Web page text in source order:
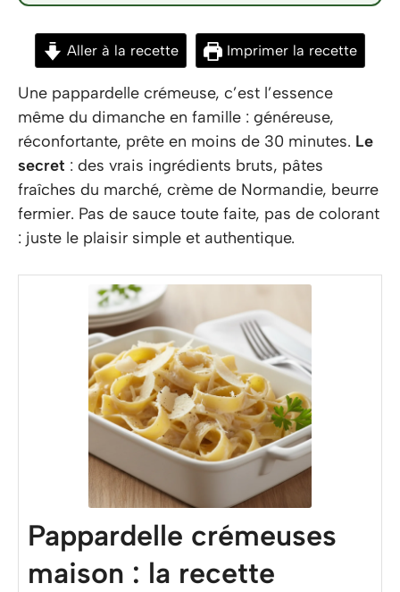
Aller à la recette Imprimer la recette
Une pappardelle crémeuse, c’est l’essence
même du dimanche en famille : généreuse,
réconfortante, prête en moins de 30 minutes. Le
secret : des vrais ingrédients bruts, pâtes
fraîches du marché, crème de Normandie, beurre
fermier. Pas de sauce toute faite, pas de colorant
: juste le plaisir simple et authentique.
Pappardelle crémeuses
maison : la recette